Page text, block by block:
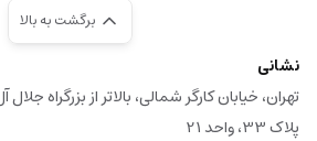
برگشت به بالا
نشانی
تهران، خیابان کارگر شمالی، بالاتر از بزرگراه
پلاک 33، واحد 21